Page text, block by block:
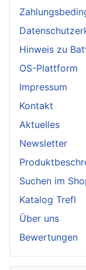
Hinweis zu
OS-Plattform
Impressum
Kontakt
Aktuelles
Newsletter
Suchen im
Katalog Trefl
Über uns
Bewertungen